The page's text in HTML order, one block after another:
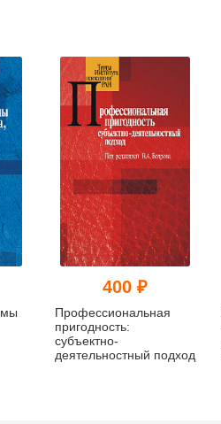
400 ₽
Профессиональная
пригодность:
субъектно-
деятельностный подход